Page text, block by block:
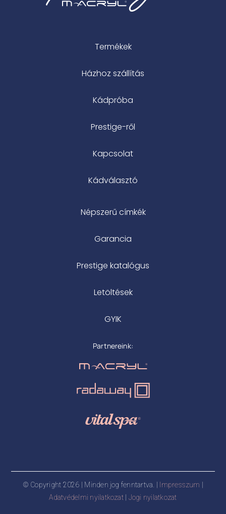
Termékek
Házhoz szállítás
Kádpróba
Prestige-ről
Kapcsolat
Kádválasztó
Népszerű címkék
Garancia
Prestige katalógus
Letöltések
GYIK
Partnereink:
© Copyright 2026 | Minden jog fenntartva. | Impresszum
Adatvédelmi nyilatkozat| Jogi nyilatkozat